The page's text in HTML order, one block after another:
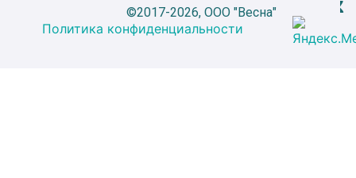
©2017-2026, ООО "Весна"
Политика конфиденциальности